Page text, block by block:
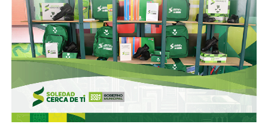
Ya aprovechando,revisen las señales de tránsito de la
zona, que necesitan mantenimiento, y luego dense una
vuelta por la ciudad:hay banquetas que son
estacionamientos, hay ciclovías intransitables, hay
peatones en riesgoporque los conductores no siguen el
reglamento.
En pocas palabras,
bajemos todos la velocidad… en